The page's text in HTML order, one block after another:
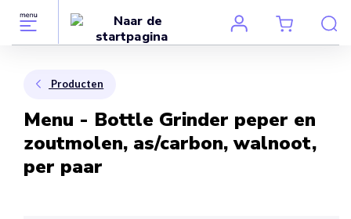
Producten
Menu - Bottle Grinder peper en
zoutmolen, as/carbon, walnoot,
per paar